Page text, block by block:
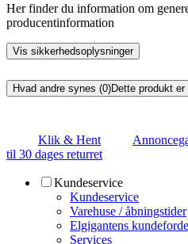
Her finder du information om
producentinformation
Vis sikkerhedsoplysninger
Hvad andre synes (0)Dette produkt
Klik & Hent
til 30 dages returret
Kundeservice
Kundeservice
Varehuse / åbningstider
Elgigantens
Services